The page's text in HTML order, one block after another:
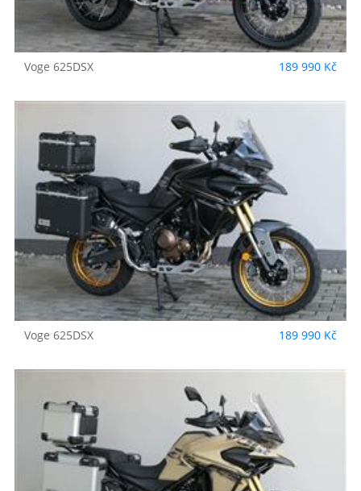
Voge 625DSX 189 990 Kč
Voge 625DSX 189 990 Kč